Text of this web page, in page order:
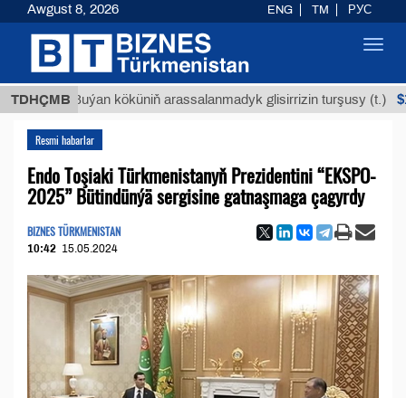
TDHÇMB
Buýan köküniň arassalanmadyk glisirrizin turşusy (t.)
Resmi habarlar
Endo Toşiaki Türkmenistanyň Prezidentini “EKSPO-
2025” Bütindünýä sergisine gatnaşmaga çagyrdy
BIZNES TÜRKMENISTAN
10:42 15.05.2024
Awgust 8, 2026 ENG TM РУС